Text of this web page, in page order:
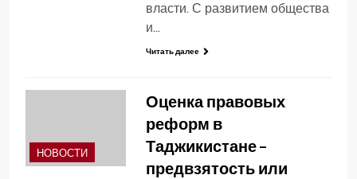
власти. С развитием общества
и…
Читать далее
НОВОСТИ
Оценка правовых
реформ в
Таджикистане –
предвзятость или